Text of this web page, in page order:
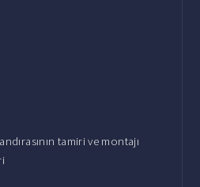
tamiri ve montajı